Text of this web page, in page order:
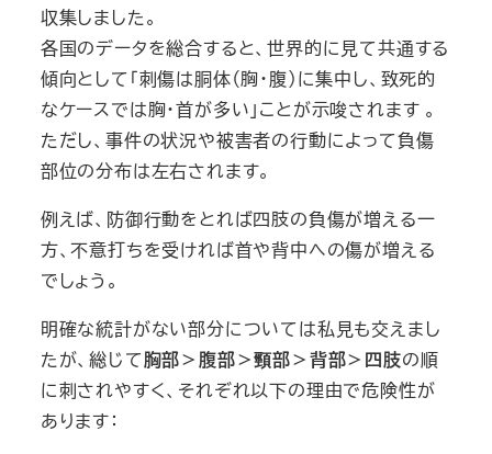
収集しました。
各国のデータを総合すると、世界的に見て共通する
傾向として「刺傷は胴体（胸・腹）に集中し、致死的
なケースでは胸・首が多い」ことが示唆されます 。
ただし、事件の状況や被害者の行動によって負傷
部位の分布は左右されます。
例えば、防御行動をとれば四肢の負傷が増える一
方、不意打ちを受ければ首や背中への傷が増える
でしょう。
明確な統計がない部分については私見も交えまし
たが、総じて胸部＞腹部＞頸部＞背部＞四肢の順
に刺されやすく、それぞれ以下の理由で危険性が
あります：